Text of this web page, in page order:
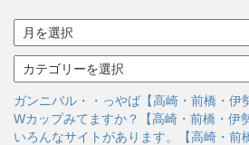
ー
イ
ブ
テ
ゴ
リ
ー
ガンニバル・・っやば【高崎・前橋・伊
Wカップみてますか？【高崎・前橋・伊
いろんなサイトがあります。【高崎・前